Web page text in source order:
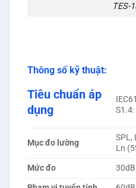
TES-
Thông số kỹ thuật:
Tiêu chuẩn áp
dụng
Mục đo lường
SPL,
Ln
Mức đo